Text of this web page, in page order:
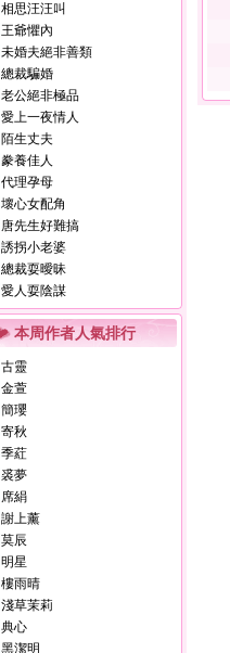
相思汪汪叫
王爺懼內
未婚夫絕非善類
總裁騙婚
老公絕非極品
愛上一夜情人
陌生丈夫
豢養佳人
代理孕母
壞心女配角
唐先生好難搞
誘拐小老婆
總裁耍曖昧
愛人耍陰謀
本周作者人氣排行
古靈
金萱
簡瓔
寄秋
季葒
裘夢
席絹
謝上薰
莫辰
明星
樓雨晴
淺草茉莉
典心
黑潔明